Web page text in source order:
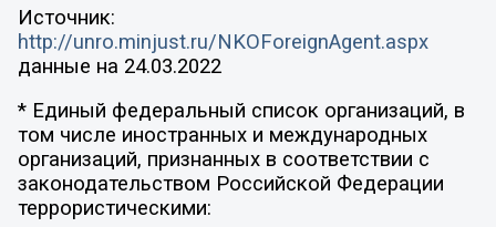
Источник:
http://unro.minjust.ru/NKOForeignAgent.aspx
данные на 24.03.2022
* Единый федеральный список организаций, в
том числе иностранных и международных
организаций, признанных в соответствии с
законодательством Российской Федерации
террористическими: